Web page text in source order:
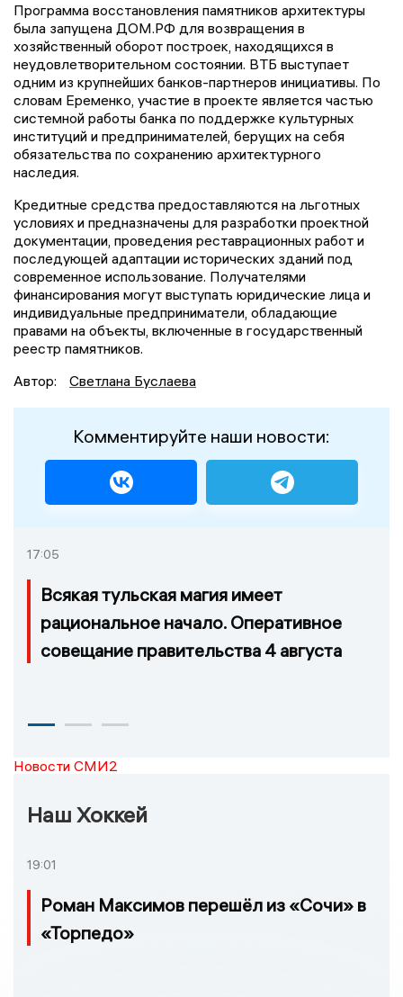
Программа восстановления памятников архитектуры
была запущена ДОМ.РФ для возвращения в
хозяйственный оборот построек, находящихся в
неудовлетворительном состоянии. ВТБ выступает
одним из крупнейших банков-партнеров инициативы. По
словам Еременко, участие в проекте является частью
системной работы банка по поддержке культурных
институций и предпринимателей, берущих на себя
обязательства по сохранению архитектурного
наследия.
Кредитные средства предоставляются на льготных
условиях и предназначены для разработки проектной
документации, проведения реставрационных работ и
последующей адаптации исторических зданий под
современное использование. Получателями
финансирования могут выступать юридические лица и
индивидуальные предприниматели, обладающие
правами на объекты, включенные в государственный
реестр памятников.
Автор:
Светлана Буслаева
Комментируйте наши новости:
17:05
Всякая тульская магия имеет
рациональное начало. Оперативное
совещание правительства 4 августа
Новости СМИ2
Наш Хоккей
19:01
Роман Максимов перешёл из «Сочи» в
«Торпедо»